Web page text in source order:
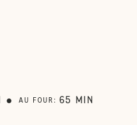
AU FOUR : 65 MIN